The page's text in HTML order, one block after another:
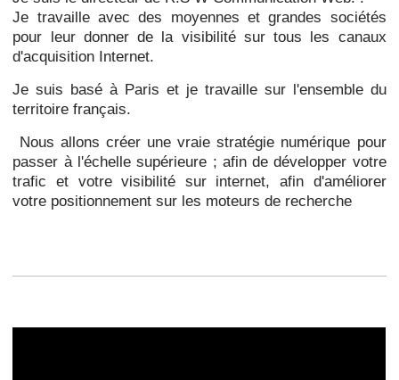
Je travaille avec des moyennes et grandes sociétés
pour leur donner de la visibilité sur tous les canaux
d'acquisition Internet.
Je suis basé à Paris et je travaille sur l'ensemble du
territoire français.
Nous allons créer une vraie stratégie numérique pour
passer à l'échelle supérieure ; afin de développer votre
trafic et votre visibilité sur internet, afin d'améliorer
votre positionnement sur les moteurs de recherche